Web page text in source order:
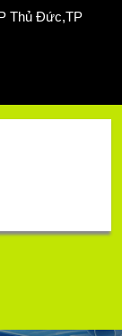
Thủ Đức,TP